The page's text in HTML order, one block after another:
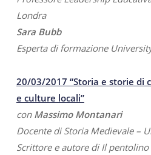
Londra
Sara Bubb
Esperta di formazione
20/03/2017 “Storia e storie di
e culture locali”
conMassimo Montanari
Docente di Storia Medievale –
Scrittore e autore di Il